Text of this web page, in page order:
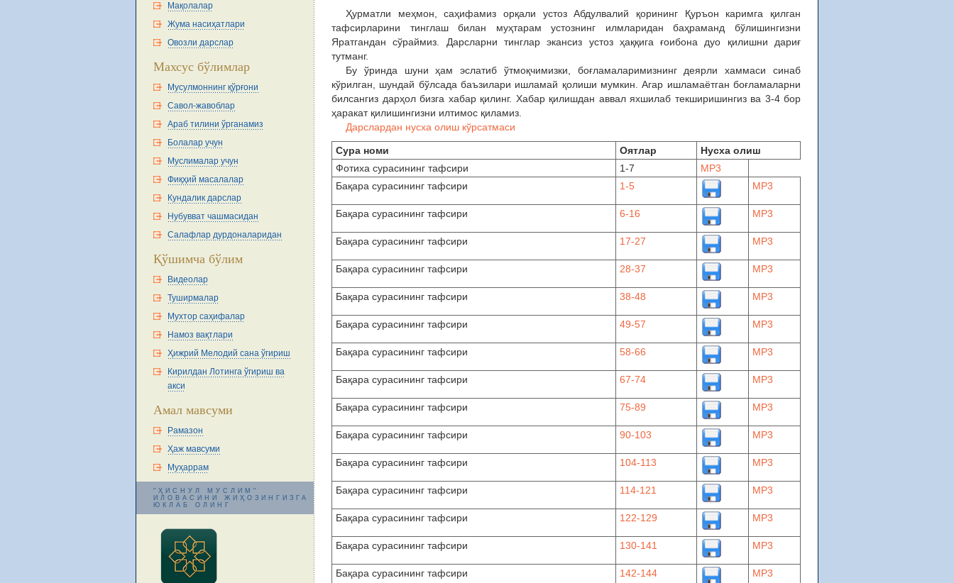
Мақолалар
Жума насиҳатлари
Овозли дарслар
Махсус бўлимлар
Мусулмоннинг қўрғони
Савол-жавоблар
Араб тилини ўрганамиз
Болалар учун
Муслималар учун
Фиқҳий масалалар
Кундалик дарслар
Нубувват чашмасидан
Салафлар дурдоналаридан
Қўшимча бўлим
Видеолар
Туширмалар
Мухтор саҳифалар
Намоз вақтлари
Ҳижрий Мелодий сана ўгириш
Кирилдан Лотинга ўгириш ва
акси
Амал мавсуми
Рамазон
Ҳаж мавсуми
Муҳаррам
"ҲИСНУЛ МУСЛИМ"
ИЛОВАСИНИ ЖИҲОЗИНГИЗГА
ЮКЛАБ ОЛИНГ
Ҳурматли меҳмон, саҳифамиз орқали устоз Абдулвалий қорининг Қуръон каримга қилган
тафсирларини тинглаш билан муҳтарам устознинг илмларидан баҳраманд бўлишингизни
Яратгандан сўраймиз. Дарсларни тинглар экансиз устоз ҳаққига ғоибона дуо қилишни дариғ
тутманг.
Бу ўринда шуни ҳам эслатиб ўтмоқчимизки, боғламаларимизнинг деярли хаммаси синаб
кўрилган, шундай бўлсада баъзилари ишламай қолиши мумкин. Агар ишламаётган боғламаларни
билсангиз дарҳол бизга хабар қилинг. Хабар қилишдан аввал яхшилаб текширишингиз ва 3-4 бор
ҳаракат қилишингизни илтимос қиламиз.
Дарслардан нусха олиш кўрсатмаси
Сура номи Оятлар
Нусха олиш
Фотиха сурасининг тафсири
1-7
MP3
Бақара сурасининг тафсири
1-5 MP3
Бақара сурасининг тафсири 6-16 MP3
Бақара сурасининг тафсири 17-27 MP3
Бақара сурасининг тафсири 28-37 MP3
Бақара сурасининг тафсири 38-48 MP3
Бақара сурасининг тафсири 49-57 MP3
Бақара сурасининг тафсири 58-66 MP3
Бақара сурасининг тафсири 67-74 MP3
Бақара сурасининг тафсири 75-89 MP3
Бақара сурасининг тафсири 90-103 MP3
Бақара сурасининг тафсири 104-113 MP3
Бақара сурасининг тафсири 114-121 MP3
Бақара сурасининг тафсири 122-129 MP3
Бақара сурасининг тафсири 130-141 MP3
Бақара сурасининг тафсири 142-144 MP3